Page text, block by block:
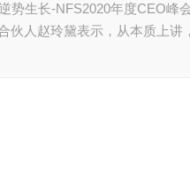
势生长-NFS2020年度CEO峰
伙人赵玲黛表示，从本质上讲